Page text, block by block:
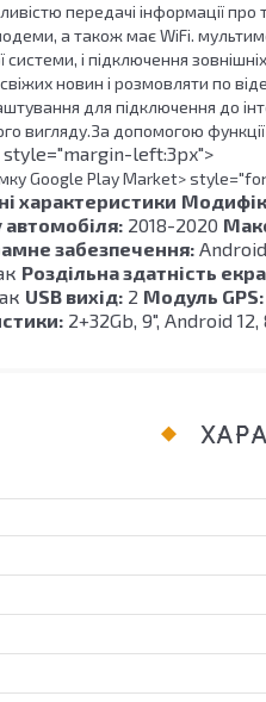
передачі інформації
а також має WiFi.
системи, і підключення
новин і розмовляти по
для підключення до
вигляду.За допомогою
style="margin-left:3px">
Google Play Market>
характеристики
автомобіля: 2018-2020
забезпечення:
Роздільна здатність
USB вихід: 2 Модуль GPS:
2+32Gb, 9", Android